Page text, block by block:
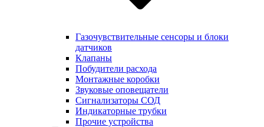
Газочувствительные сенсоры и блоки
датчиков
Клапаны
Побудители расхода
Монтажные коробки
Звуковые оповещатели
Сигнализаторы СОД
Индикаторные трубки
Прочие устройства